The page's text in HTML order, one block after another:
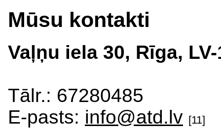
Mūsu kontakti
Vaļņu iela 30, Rīga,
Tālr.: 67280485
E-pasts: info@atd.lv [11]